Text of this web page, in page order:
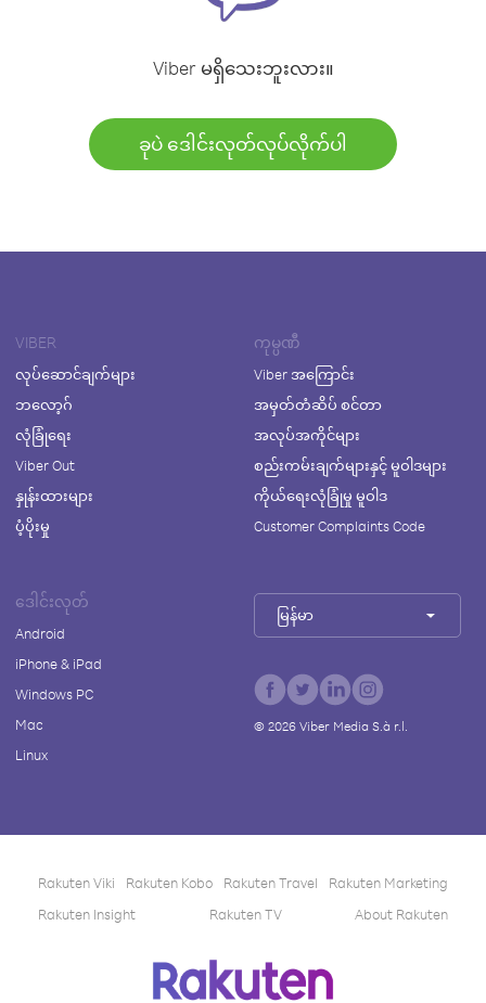
Viber မရှိသေးဘူးလား။
ခုပဲ ဒေါင်းလုတ်လုပ်လိုက်ပါ
VIBER
လုပ်ဆောင်ချက်များ
ဘလော့ဂ်
လုံခြုံရေး
Viber Out
နှုန်းထားများ
ပံ့ပိုးမှု
ကုမ္ပဏီ
Viber အကြောင်း
အမှတ်တံဆိပ် စင်တာ
အလုပ်အကိုင်များ
စည်းကမ်းချက်များနှင့် မူဝါဒများ
ကိုယ်ရေးလုံခြုံမှု မူဝါဒ
Customer Complaints Code
ဒေါင်းလုတ်
Android
iPhone & iPad
Windows PC
Mac
Linux
မြန်မာ
© 2026Viber Media S.à r.l.
Rakuten Viki Rakuten Kobo Rakuten Travel
Rakuten Marketing
Rakuten Insight
Rakuten TV About Rakuten